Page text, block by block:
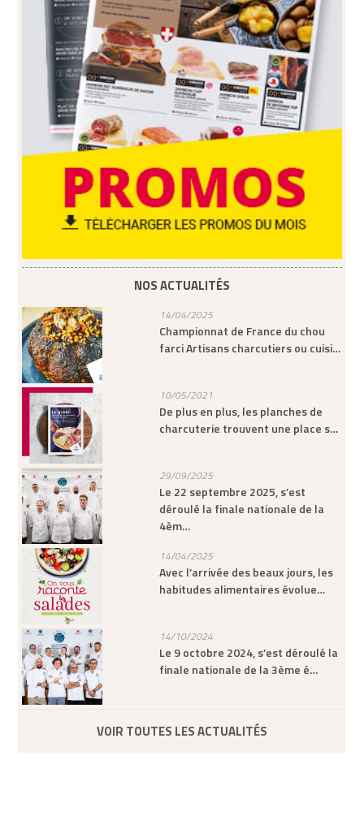
NOS ACTUALITÉS
14/04/2025
Championnat de France du chou
farci Artisans charcutiers ou cuisi…
10/05/2021
De plus en plus, les planches de
charcuterie trouvent une place s…
29/09/2025
Le 22 septembre 2025, s’est
déroulé la finale nationale de la
4èm…
14/04/2025
Avec l’arrivée des beaux jours, les
habitudes alimentaires évolue…
14/10/2024
Le 9 octobre 2024, s’est déroulé la
finale nationale de la 3ème é…
VOIR TOUTES LES ACTUALITÉS